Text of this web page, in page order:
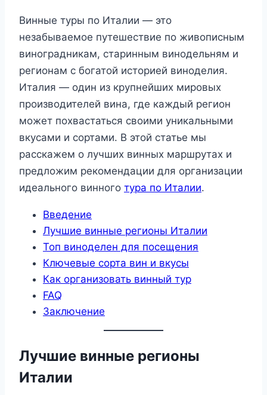
Винные туры по Италии — это
незабываемое путешествие по живописным
виноградникам, старинным винодельням и
регионам с богатой историей виноделия.
Италия — один из крупнейших мировых
производителей вина, где каждый регион
может похвастаться своими уникальными
вкусами и сортами. В этой статье мы
расскажем о лучших винных маршрутах и
предложим рекомендации для организации
идеального винного тура по Италии.
Введение
Лучшие винные регионы Италии
Топ виноделен для посещения
Ключевые сорта вин и вкусы
Как организовать винный тур
FAQ
Заключение
Лучшие винные регионы
Италии